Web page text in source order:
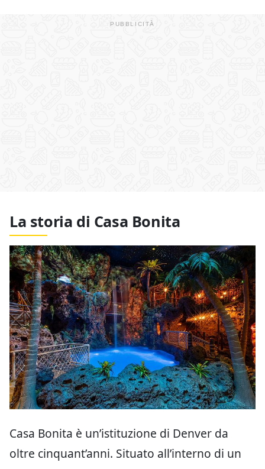
La storia di Casa Bonita
Casa Bonita è un’istituzione di Denver da
oltre cinquant’anni. Situato all’interno di un